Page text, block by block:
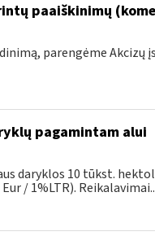
paaiškinimų
parengėme Akcizų
pagamintam alui
daryklos 10 tūkst.
/ 1%LTR).